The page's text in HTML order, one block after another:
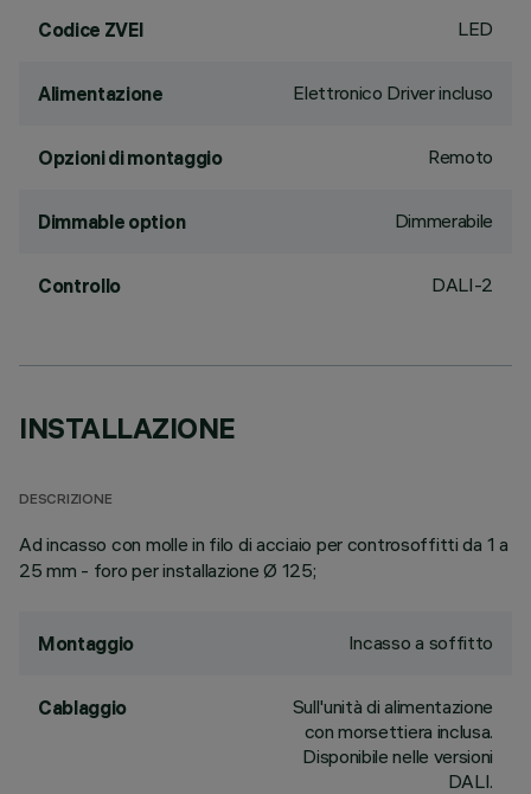
Codice ZVEI LED
Alimentazione Elettronico Driver incluso
Opzioni di montaggio Remoto
Dimmable option Dimmerabile
Controllo DALI-2
INSTALLAZIONE
DESCRIZIONE
Ad incasso con molle in filo di acciaio per controsoffitti da 1 a
25 mm - foro per installazione Ø 125;
Montaggio Incasso a soffitto
Cablaggio
Sull'unità di alimentazione
con morsettiera inclusa.
Disponibile nelle versioni
DALI.